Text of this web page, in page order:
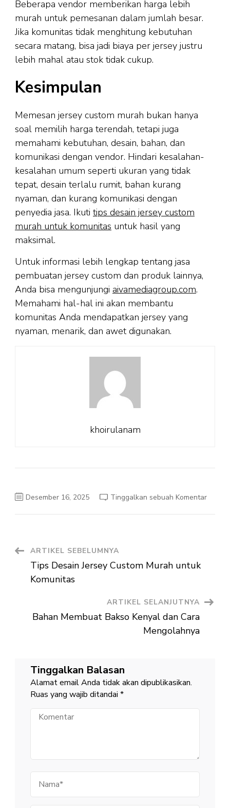
Beberapa vendor memberikan harga lebih
murah untuk pemesanan dalam jumlah besar.
Jika komunitas tidak menghitung kebutuhan
secara matang, bisa jadi biaya per jersey justru
lebih mahal atau stok tidak cukup.
Kesimpulan
Memesan jersey custom murah bukan hanya
soal memilih harga terendah, tetapi juga
memahami kebutuhan, desain, bahan, dan
komunikasi dengan vendor. Hindari kesalahan-
kesalahan umum seperti ukuran yang tidak
tepat, desain terlalu rumit, bahan kurang
nyaman, dan kurang komunikasi dengan
penyedia jasa. Ikuti tips desain jersey custom
murah untuk komunitas untuk hasil yang
maksimal.
Untuk informasi lebih lengkap tentang jasa
pembuatan jersey custom dan produk lainnya,
Anda bisa mengunjungi aivamediagroup.com.
Memahami hal-hal ini akan membantu
komunitas Anda mendapatkan jersey yang
nyaman, menarik, dan awet digunakan.
khoirulanam
Desember 16, 2025 Tinggalkan sebuah Komentarpada
Navigasi
Artikel
ARTIKEL SEBELUMNYA
Tips Desain Jersey Custom Murah untuk
Komunitas
ARTIKEL SELANJUTNYA
Bahan Membuat Bakso Kenyal dan Cara
Mengolahnya
Tinggalkan Balasan
Alamat email Anda tidak akan dipublikasikan.
Ruas yang wajib ditandai *
Komentar